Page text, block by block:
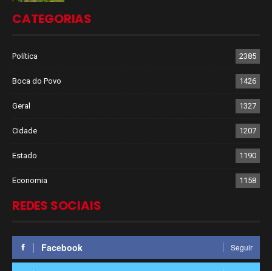
CATEGORIAS
Política 2385
Boca do Povo 1426
Geral 1327
Cidade 1207
Estado 1190
Economia 1158
REDES SOCIAIS
Facebook Seguir